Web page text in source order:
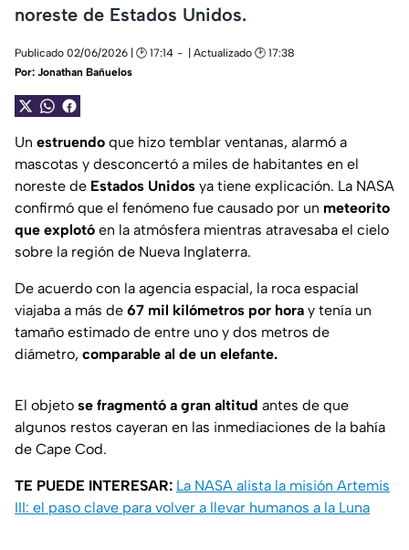
noreste de Estados Unidos.
Publicado 02/06/2026 | 🕑 17:14
| Actualizado 🕑 17:38
Por: Jonathan Bañuelos
Un estruendo que hizo temblar ventanas, alarmó a
mascotas y desconcertó a miles de habitantes en el
noreste de Estados Unidos ya tiene explicación. La NASA
confirmó que el fenómeno fue causado por un meteorito
que explotó en la atmósfera mientras atravesaba el cielo
sobre la región de Nueva Inglaterra.
De acuerdo con la agencia espacial, la roca espacial
viajaba a más de 67 mil kilómetros por hora y tenía un
tamaño estimado de entre uno y dos metros de
diámetro, comparable al de un elefante.
El objeto se fragmentó a gran altitud antes de que
algunos restos cayeran en las inmediaciones de la bahía
de Cape Cod.
TE PUEDE INTERESAR: La NASA alista la misión Artemis
III: el paso clave para volver a llevar humanos a la Luna